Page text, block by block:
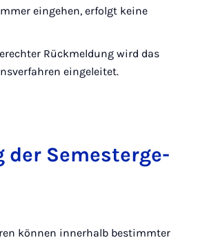
eingehen, erfolgt keine
Rückmeldung wird das
eingeleitet.
der Se­mes­ter­ge­
können innerhalb bestimmter